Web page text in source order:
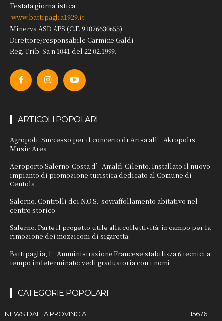
Testata giornalistica
www.battipaglia1929.it
Minerva ASD APS (C.F. 91076630655)
Direttore/responsabile Carmine Galdi
Reg. Trib. Sa n.1041 del 22.02.1999.
ARTICOLI POPOLARI
Agropoli. Successo per il concerto di Arisa all’Akropolis
Music Area
Aeroporto Salerno-Costa d’Amalfi-Cilento. Installato il nuovo
impianto di promozione turistica dedicato al Comune di
Centola
Salerno. Controlli dei N.O.S.: sovraffollamento abitativo nel
centro storico
Salerno. Parte il progetto utile alla collettività: in campo per la
rimozione dei mozziconi di sigaretta
Battipaglia, l’Amministrazione Francese stabilizza 6 tecnici a
tempo indeterminato: vedi graduatoria con i nomi
CATEGORIE POPOLARI
NEWS DALLA PROVINCIA 15676